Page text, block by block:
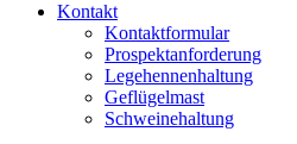
Kontakt
Kontaktformular
Prospektanforderung
Legehennenhaltung
Geflügelmast
Schweinehaltung